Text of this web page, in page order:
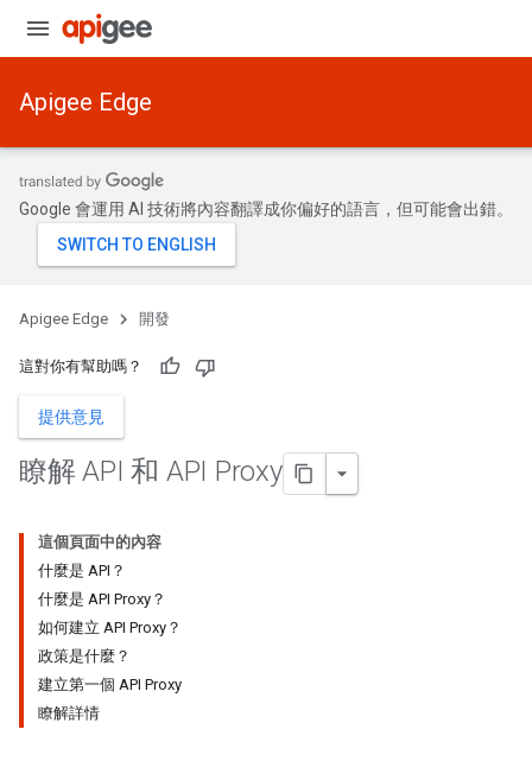
Apigee Edge
Google 會運用 AI 技術將內容翻譯成你偏好的語言，但可能會出錯。
Apigee Edge 開發
這對你有幫助嗎？
提供意見
瞭解 API 和 API Proxy
這個頁面中的內容
什麼是 API？
什麼是 API Proxy？
如何建立 API Proxy？
政策是什麼？
建立第一個 API Proxy
瞭解詳情